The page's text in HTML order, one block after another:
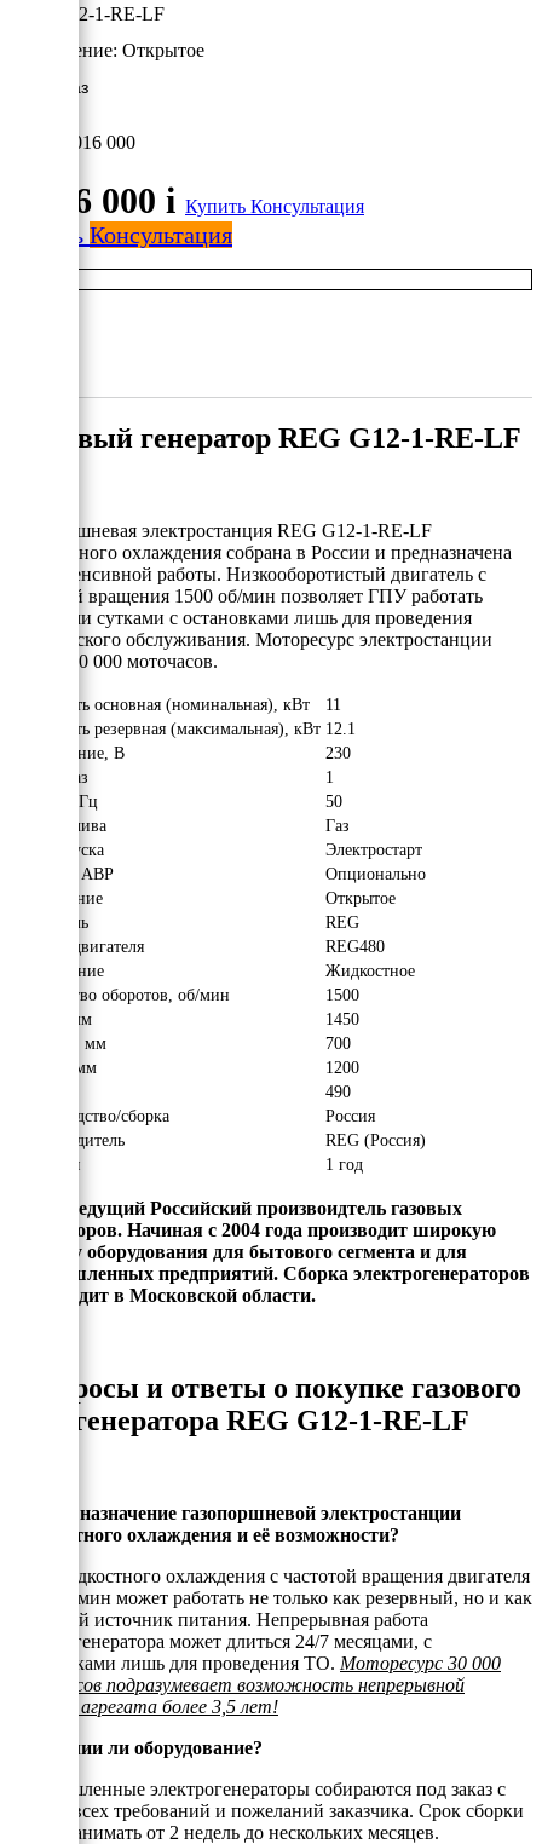
REG G12-1-RE-LF
Исполнение: Открытое
11 кВт/Газ
1 016 000
1 016 000 i Купить Консультация
Купить Консультация
Газовый генератор REG G12-1-RE-LF
Газопоршневая электростанция REG G12-1-RE-LF
жидкостного охлаждения собрана в России и предназначена
для интенсивной работы. Низкооборотистый двигатель с
частотой вращения 1500 об/мин позволяет ГПУ работать
круглыми сутками с остановками лишь для проведения
технического обслуживания. Моторесурс электростанции
свыше 30 000 моточасов.
Мощность основная (номинальная), кВт
11
Мощность резервная (максимальная), кВт 12.1
Напряжение, В
230
Число фаз
1
Частота, Гц
50
Вид топлива
Газ
Тип запуска
Электростарт
Наличие АВР
Опционально
Исполнение
Открытое
Двигатель
REG
Модель двигателя
REG480
Охлаждение
Жидкостное
Количество оборотов, об/мин
1500
Длина, мм
1450
Ширина, мм
700
Высота, мм
1200
490
Производство/сборка
Россия
Производитель
REG (Россия)
Гарантия
1 год
REG - ведущий Российский произвоидтель газовых
генераторов. Начиная с 2004 года производит широкую
линейку оборудования для бытового сегмента и для
промышленных предприятий. Сборка электрогенераторов
происходит в Московской области.
Вопросы и ответы о покупке газового
генератора REG G12-1-RE-LF
Каково назначение газопоршневой электростанции
жидкостного охлаждения и её возможности?
ГПУ жидкостного охлаждения с частотой вращения двигателя
1500 об/мин может работать не только как резервный, но и как
основной источник питания. Непрерывная работа
электрогенератора может длиться 24/7 месяцами, с
остановками лишь для проведения ТО. Моторесурс 30 000
моточасов подразумевает возможность непрерывной
работы агрегата более 3,5 лет!
В наличии ли оборудование?
Промышленные электрогенераторы собираются под заказ с
учётом всех требований и пожеланий заказчика. Срок сборки
может занимать от 2 недель до нескольких месяцев.